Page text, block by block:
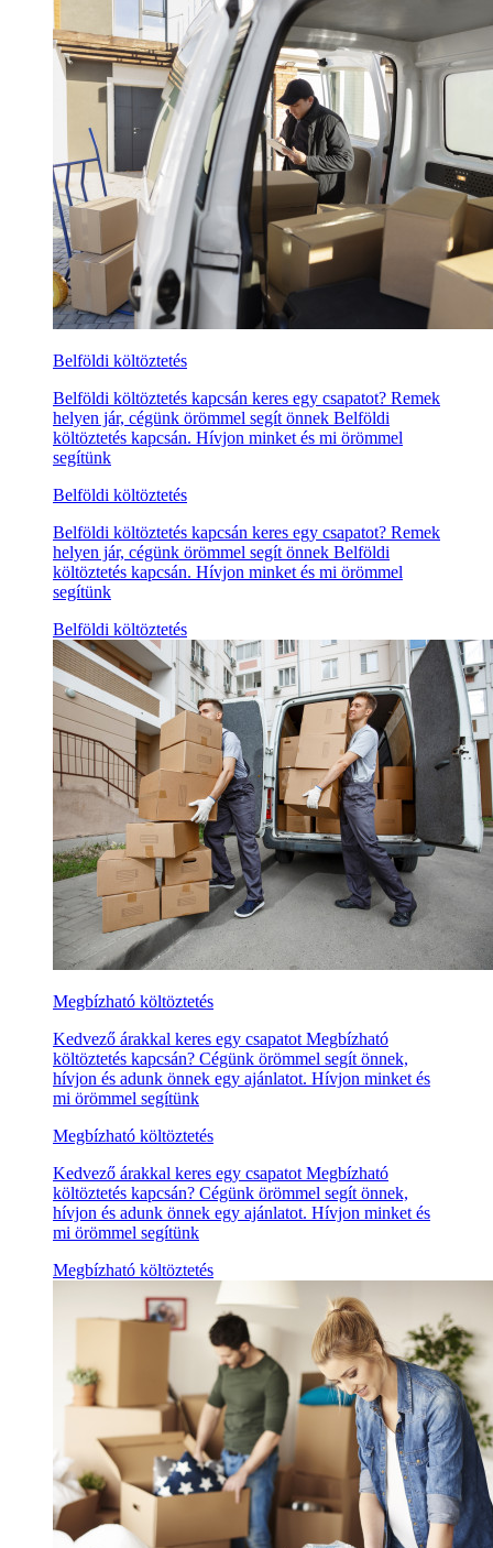
Belföldi költöztetés
Belföldi költöztetés kapcsán keres egy csapatot? Remek
helyen jár, cégünk örömmel segít önnek Belföldi
költöztetés kapcsán. Hívjon minket és mi örömmel
segítünk
Belföldi költöztetés
Belföldi költöztetés kapcsán keres egy csapatot? Remek
helyen jár, cégünk örömmel segít önnek Belföldi
költöztetés kapcsán. Hívjon minket és mi örömmel
segítünk
Belföldi költöztetés
Megbízható költöztetés
Kedvező árakkal keres egy csapatot Megbízható
költöztetés kapcsán? Cégünk örömmel segít önnek,
hívjon és adunk önnek egy ajánlatot. Hívjon minket és
mi örömmel segítünk
Megbízható költöztetés
Kedvező árakkal keres egy csapatot Megbízható
költöztetés kapcsán? Cégünk örömmel segít önnek,
hívjon és adunk önnek egy ajánlatot. Hívjon minket és
mi örömmel segítünk
Megbízható költöztetés